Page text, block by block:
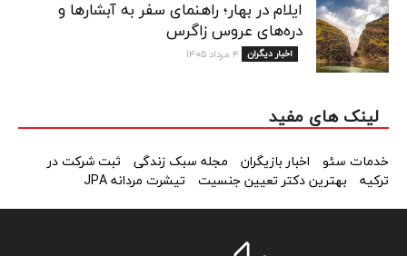
ایلام در بهار؛ راهنمای سفر به آبشارها و
دره‌های عروس زاگرس
اخبار دیگران ۴ مرداد ۱۴۰۵
لینک های مفید
خدمات سئو اخبار بازیگران مجله سبک زندگی
ثبت شرکت در
ترکیه
بهترین دکتر تعیین جنسیت تیشرت مردانه JPA